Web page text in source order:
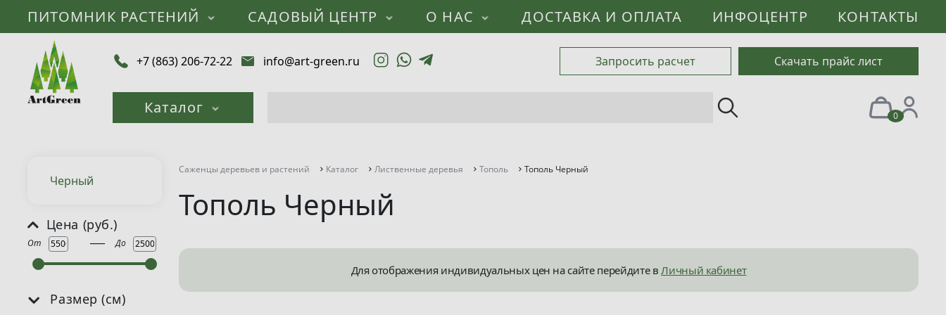
ПИТОМНИК РАСТЕНИЙ САДОВЫЙ ЦЕНТР О НАС ДОСТАВКА И ОПЛАТА ИНФОЦЕНТР КОНТАКТЫ
+7 (863) 206-72-22 info@art-green.ru Запросить расчет Скачать прайс лист
Каталог 0
Черный
Цена (руб.)
От До
Размер (см)
Саженцы деревьев и растений Каталог Лиственные деревья Тополь Тополь Черный
Тополь Черный
Для отображения индивидуальных цен на сайте перейдите вЛичный кабинет